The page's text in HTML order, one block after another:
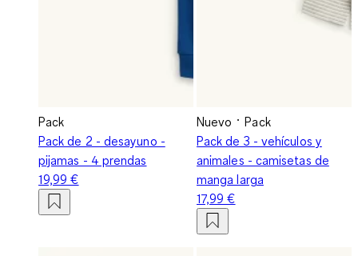
Pack
Pack de 2 - desayuno -
pijamas - 4 prendas
19,99 €
Nuevo
Pack
Pack de 3 - vehículos y
animales - camisetas de
manga larga
17,99 €